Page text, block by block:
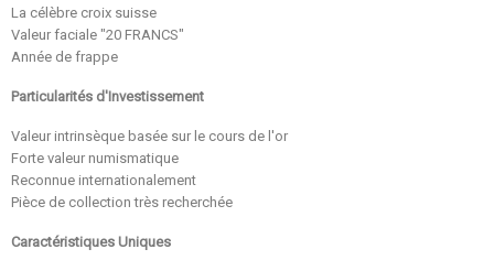
La célèbre croix suisse
Valeur faciale "20 FRANCS"
Année de frappe
Particularités d'Investissement
Valeur intrinsèque basée sur le cours de l'or
Forte valeur numismatique
Reconnue internationalement
Pièce de collection très recherchée
Caractéristiques Uniques